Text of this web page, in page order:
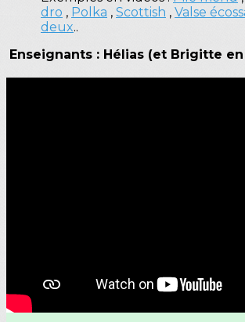
dro , Polka , Scottish , Valse
deux..
Enseignants : Hélias (et Brigitte